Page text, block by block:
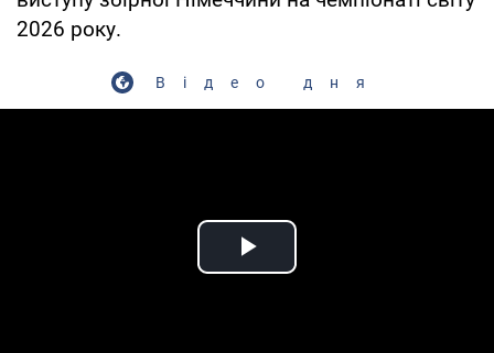
2026 року.
Відео дня
Play Video